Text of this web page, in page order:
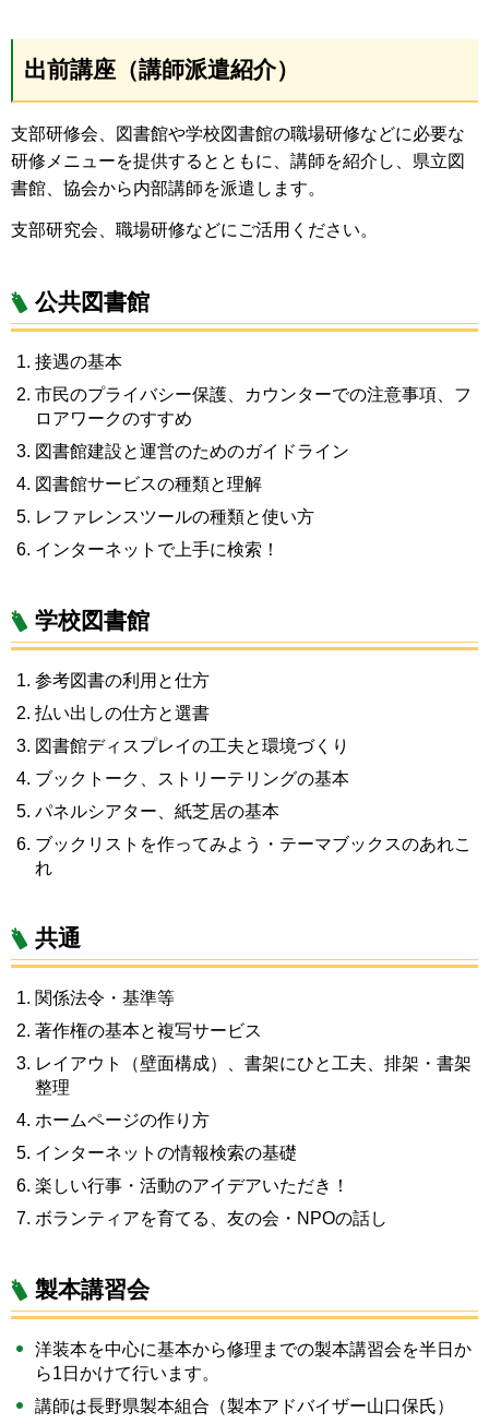
出前講座（講師派遣紹介）
支部研修会、図書館や学校図書館の職場研修などに必要な
研修メニューを提供するとともに、講師を紹介し、県立図
書館、協会から内部講師を派遣します。
支部研究会、職場研修などにご活用ください。
公共図書館
接遇の基本
市民のプライバシー保護、カウンターでの注意事項、フ
ロアワークのすすめ
図書館建設と運営のためのガイドライン
図書館サービスの種類と理解
レファレンスツールの種類と使い方
インターネットで上手に検索！
学校図書館
参考図書の利用と仕方
払い出しの仕方と選書
図書館ディスプレイの工夫と環境づくり
ブックトーク、ストリーテリングの基本
パネルシアター、紙芝居の基本
ブックリストを作ってみよう・テーマブックスのあれこ
れ
共通
関係法令・基準等
著作権の基本と複写サービス
レイアウト（壁面構成）、書架にひと工夫、排架・書架
整理
ホームページの作り方
インターネットの情報検索の基礎
楽しい行事・活動のアイデアいただき！
ボランティアを育てる、友の会・NPOの話し
製本講習会
洋装本を中心に基本から修理までの製本講習会を半日か
ら1日かけて行います。
講師は長野県製本組合（製本アドバイザー山口保氏）